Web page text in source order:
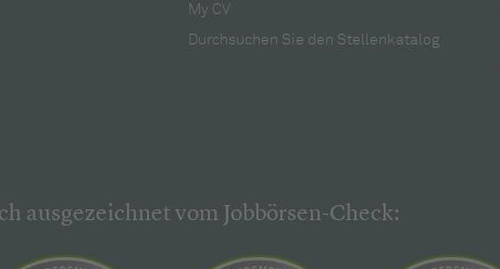
My CV
Durchsuchen Sie den Stellenkatalog
ausgezeichnet vom Jobbörsen-Check: